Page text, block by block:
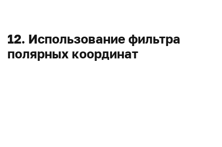
12. Использование фильтра
полярных координат